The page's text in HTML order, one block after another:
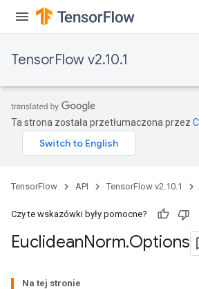
TensorFlow v2.10.1
Ta strona została przetłumaczona przez
TensorFlow API TensorFlow v2.10.1
Czy te wskazówki były pomocne?
EuclideanNorm.Options
Na tej stronie